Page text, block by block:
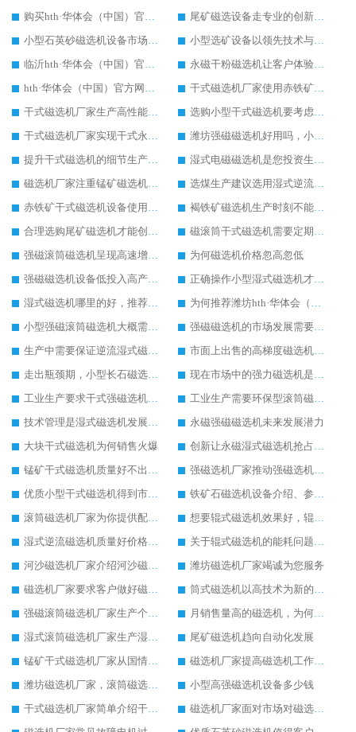
购买hth·华体会（中国）官方网站-hth.com 要与有实力的hth·华体会（中国）官方网站-hth.com 生产商合作
尾矿磁选设备走专业的创新发展之路
小型石英砂磁选机设备市场知名度正在提高
小型选矿设备以领先技术与客户共同进步
临沂hth·华体会（中国）官方网站-hth.com 使用中有哪些设备优势
永磁干粉磁选机让客户体验到高效率生产
hth·华体会（中国）官方网站-hth.com 厂家维护hth·华体会（中国）官方网站-hth.com 注意三步骤
干式磁选机厂家使用赤铁矿干式磁选机设备优点多
干式磁选机厂家生产高性能干式磁选机设备回馈客户
选购小型干式磁选机要考虑几个方面
干式磁选机厂家实现干式永磁筒式磁选机的成功与创新有关系
潍坊强磁磁选机好用吗，小型强磁磁选机多少钱一台
提升干式磁选机的细节生产很重要
湿式电磁磁选机是您投资生产的好设备
磁选机厂家注重锰矿磁选机多样化发展
选煤生产建议选用湿式逆流磁选机
赤铁矿干式磁选机设备使用范围广
褐铁矿磁选机生产时刻不能忘记创新
合理选购尾矿磁选机才能创更高经济收益
磁滚筒干式磁选机需要定期保养
强磁滚筒磁选机呈现高速增长状态
为何磁选机价格忽高忽低
强磁磁选机设备低投入高产出客户使用更满意
正确操作小型湿式磁选机才能实现较大产能
湿式磁选机哪里的好，推荐合适厂家
为何推荐潍坊hth·华体会（中国）官方网站-hth.com 厂家
小型强磁滚筒磁选机大概需要多少钱
强磁磁选机的市场发展需要转型创新
生产中需要保证逆流湿式磁选机设备质量
市面上出售的高梯度磁选机多少钱一台
走出瓶颈期，小型长石磁选机迎来新的发展空间
现在市场中的强力磁选机是如何定价的
工业生产要求干式强磁选机的实力不断提升
工业生产需要环保型滚筒磁选机的支持
技术管理是湿式磁选机发展的关键
永磁强磁磁选机未来发展潜力
大块干式磁选机为何销售火爆
创新让永磁湿式磁选机抢占工业市场
锰矿干式磁选机质量好不出名都难
强磁选机厂家推动强磁选机发起绿色环保生产
优质小型干式磁选机得到市场更加器重
铁矿石磁选机设备介绍、参数以及厂家实力介绍
滚筒磁选机厂家为你提供配置齐全的滚筒磁选机设备
想要辊式磁选机效果好，辊式磁选机的操作细节要重视
湿式逆流磁选机质量好价格便宜
关于辊式磁选机的能耗问题辊式磁选机厂家有话说
河沙磁选机厂家介绍河沙磁选机的安装和维护工作
潍坊磁选机厂家竭诚为您服务
磁选机厂家要求客户做好磁选机的安全操作细节
筒式磁选机以高技术为新的生产起点
强磁滚筒磁选机厂家生产个性化的强磁滚筒磁选机
月销售量高的磁选机，为何是永磁筒式磁选机
湿式滚筒磁选机厂家生产湿式滚筒磁选机获得客户点赞
尾矿磁选机趋向自动化发展
锰矿干式磁选机厂家从国情出发生产靠谱锰矿干式磁选机
磁选机厂家提高磁选机工作效率有妙招
潍坊磁选机厂家，滚筒磁选机比较可靠
小型高强磁选机设备多少钱
干式磁选机厂家简单介绍干式磁选机的性能与特点
磁选机厂家面对市场对磁选机有强劲的发展信心